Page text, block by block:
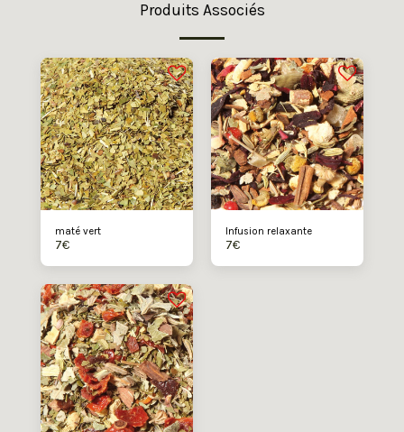
Produits Associés
maté vert
7€
Infusion relaxante
7€